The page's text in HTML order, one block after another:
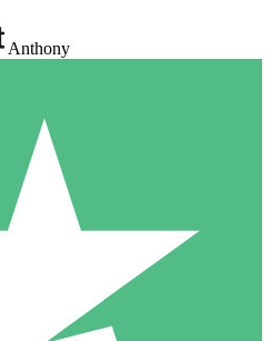
Anthony